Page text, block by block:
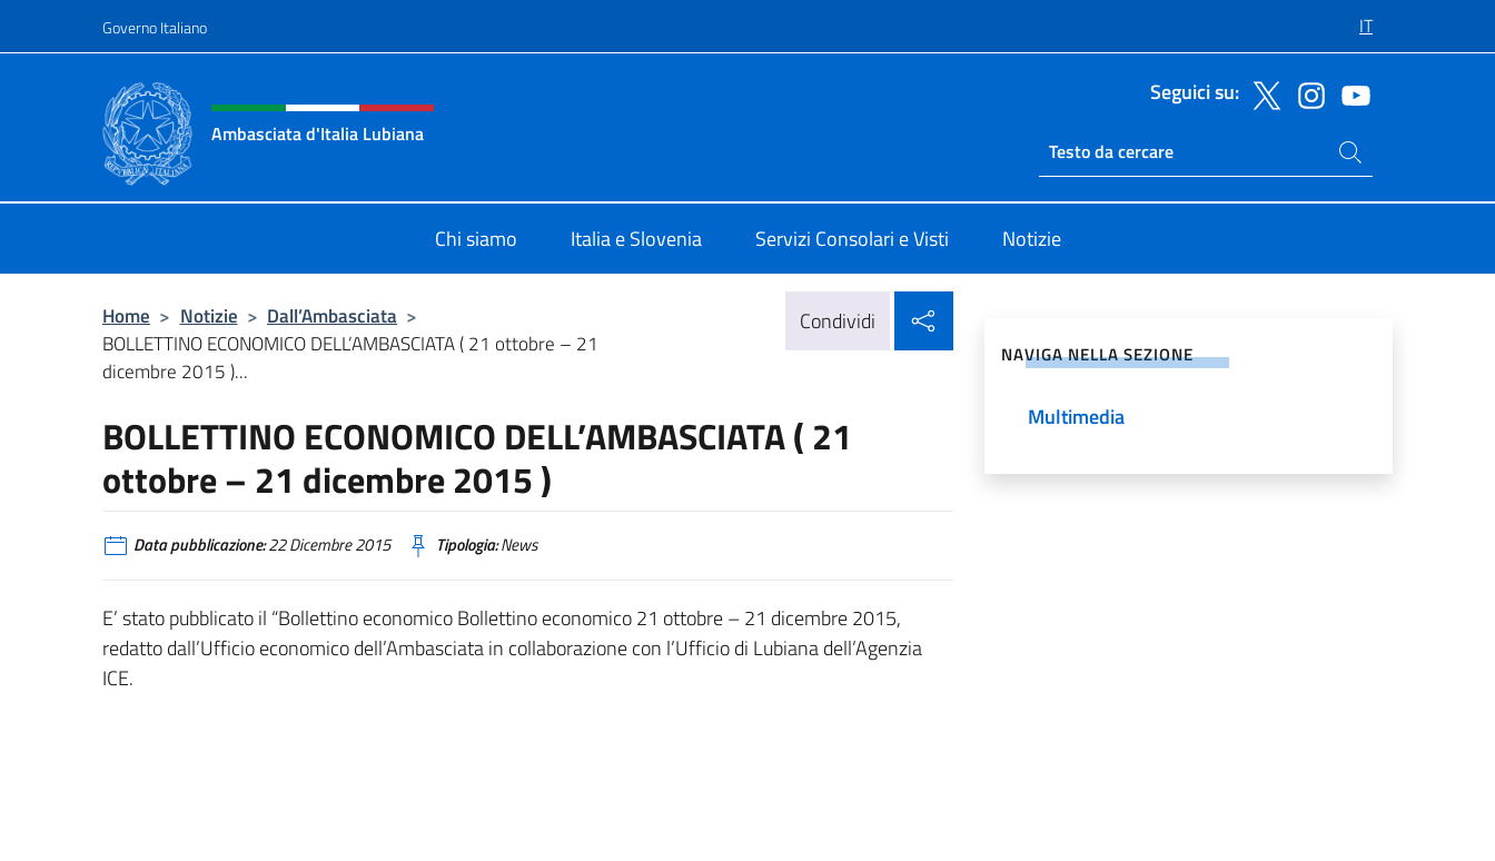
Governo Italiano IT
Intestazione sito, social e menù
Ambasciata d'Italia Lubiana
Seguici su:
Ricerca sito live
Cerca nel sito
Chi siamo Italia e Slovenia Servizi Consolari e Visti Notizie
Home > Notizie > Dall’Ambasciata >
BOLLETTINO ECONOMICO DELL’AMBASCIATA ( 21 ottobre – 21
dicembre 2015 )...
Condividi
BOLLETTINO ECONOMICO DELL’AMBASCIATA ( 21
ottobre – 21 dicembre 2015 )
Data pubblicazione:22 Dicembre 2015 Tipologia:News
E’ stato pubblicato il “Bollettino economico Bollettino economico 21 ottobre – 21 dicembre 2015,
redatto dall’Ufficio economico dell’Ambasciata in collaborazione con l’Ufficio di Lubiana dell’Agenzia
ICE.
NAVIGA NELLA SEZIONE
Multimedia